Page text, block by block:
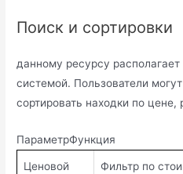
Поиск и сортировки
данному ресурсу
системой. Пользователи
сортировать находки по цене,
ПараметрФункция
Ценовой Фильтр по